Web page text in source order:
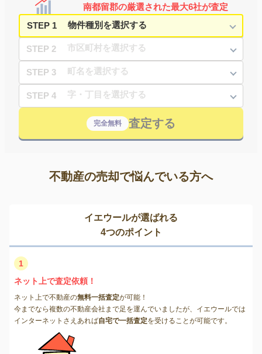
南都留郡の厳選された最大6社が査定
STEP 1
STEP 2
STEP 3
STEP 4
完全無料 査定する
不動産の売却で悩んでいる方へ
イエウールが選ばれる
4つのポイント
1
ネット上で査定依頼！
ネット上で不動産の無料一括査定が可能！
今までなら複数の不動産会社まで足を運んでいましたが、イエウールでは
インターネットさえあれば自宅で一括査定を受けることが可能です。